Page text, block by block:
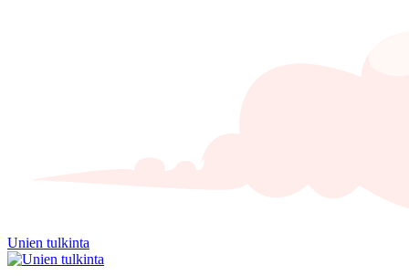
Unien tulkinta